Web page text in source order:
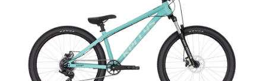
hviezdičiek.